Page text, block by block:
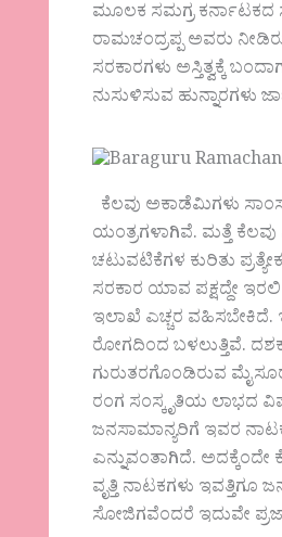
ಮೂಲಕ ಸಮಗ್ರ ಕರ್ನಾಟಕದ
ರಾಮಚಂದ್ರಪ್ಪ ಅವರು
ಸರಕಾರಗಳು ಅಸ್ತಿತ್ವಕ್ಕೆ
ನುಸುಳಿಸುವ ಹುನ್ನಾರಗಳು
ಕೆಲವು ಅಕಾಡೆಮಿಗಳು
ಯಂತ್ರಗಳಾಗಿವೆ. ಮತ್ತೆ
ಚಟುವಟಿಕೆಗಳ ಕುರಿತು
ಸರಕಾರ ಯಾವ ಪಕ್ಷದ್ದೇ
ಇಲಾಖೆ ಎಚ್ಚರ
ರೋಗದಿಂದ ಬಳಲುತ್ತಿವೆ.
ಗುರುತರಗೊಂಡಿರುವ
ರಂಗ ಸಂಸ್ಕೃತಿಯ ಲಾಭದ
ಜನಸಾಮಾನ್ಯರಿಗೆ ಇವರ
ಎನ್ನುವಂತಾಗಿದೆ.
ವೃತ್ತಿ ನಾಟಕಗಳು
ಸೋಜಿಗವೆಂದರೆ ಇದುವೇ